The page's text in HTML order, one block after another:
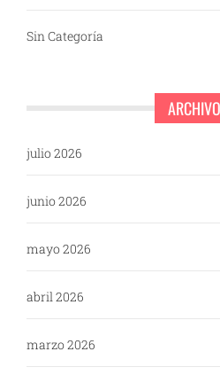
Sin Categoría
julio 2026
junio 2026
mayo 2026
abril 2026
marzo 2026